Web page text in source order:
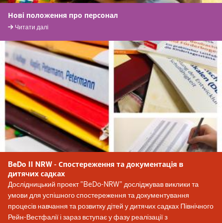
Нові положення про персонал
Читати далі
BeDo II NRW - Спостереження та документація в
дитячих садках
Дослідницький проект "BeDo-NRW" досліджував виклики та
умови для успішного спостереження та документування
процесів навчання та розвитку дітей у дитячих садках Північного
Рейн-Вестфалії і зараз вступає у фазу реалізації з